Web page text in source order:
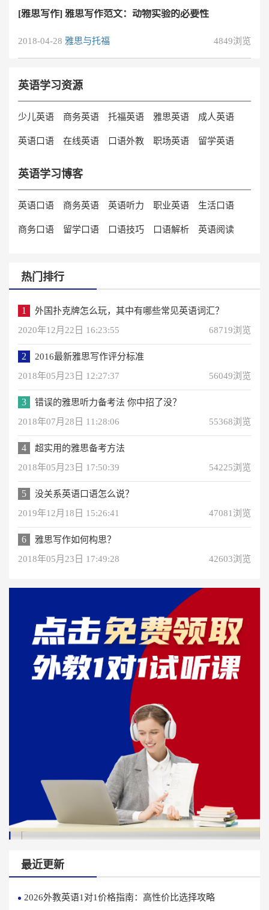
[雅思写作] 雅思写作范文：动物实验的必要性
2018-04-28 雅思与托福 4849浏览
英语学习资源
少儿英语 商务英语 托福英语 雅思英语 成人英语
英语口语 在线英语 口语外教 职场英语 留学英语
英语学习博客
英语口语 商务英语 英语听力 职业英语 生活口语
商务口语 留学口语 口语技巧 口语解析 英语阅读
热门排行
1
外国扑克牌怎么玩，其中有哪些常见英语词汇？
2020年12月22日 16:23:55
68719浏览
2
2016最新雅思写作评分标准
2018年05月23日 12:27:37
56049浏览
3
错误的雅思听力备考法 你中招了没？
2018年07月28日 11:28:06
55368浏览
4
超实用的雅思备考方法
2018年05月23日 17:50:39
54225浏览
5
没关系英语口语怎么说？
2019年12月18日 15:26:41
47081浏览
6
雅思写作如何构思？
2018年05月23日 17:49:28
42603浏览
最近更新
2026外教英语1对1价格指南：高性价比选择攻略